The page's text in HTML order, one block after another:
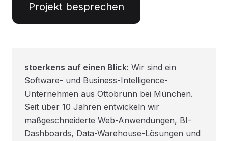
Projekt besprechen
stoerkens auf einen Blick: Wir sind ein
Software- und Business-Intelligence-
Unternehmen aus Ottobrunn bei München.
Seit über 10 Jahren entwickeln wir
maßgeschneiderte Web-Anwendungen, BI-
Dashboards, Data-Warehouse-Lösungen und